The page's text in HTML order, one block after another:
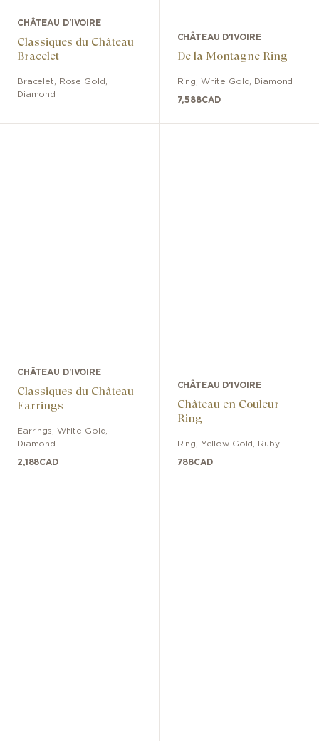
CHÂTEAU D'IVOIRE
Classiques du Château
Bracelet
Bracelet Rose Gold
Diamond
CHÂTEAU D'IVOIRE
De la Montagne Ring
Ring White Gold Diamond
7,588CAD
CHÂTEAU D'IVOIRE
Classiques du Château
Earrings
Earrings White Gold
Diamond
2,188CAD
CHÂTEAU D'IVOIRE
Château en Couleur
Ring
Ring Yellow Gold Ruby
788CAD